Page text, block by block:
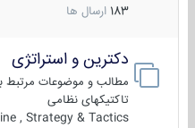
183 ارسال ها
دکترین و استراتژی
مطالب و موضوعات مرتبط با
تاکتیکهای نظامی
, Strategy & Tactics